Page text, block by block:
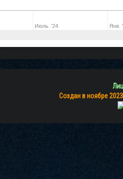
Июль. '24 Янв.
Создан в ноябре